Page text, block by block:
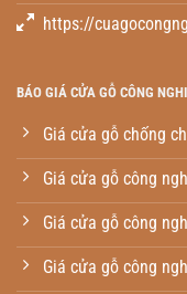
https://
BÁO GIÁ CỬA GỖ CÔNG
Giá cửa gỗ chống
Giá cửa gỗ công
Giá cửa gỗ công
Giá cửa gỗ công